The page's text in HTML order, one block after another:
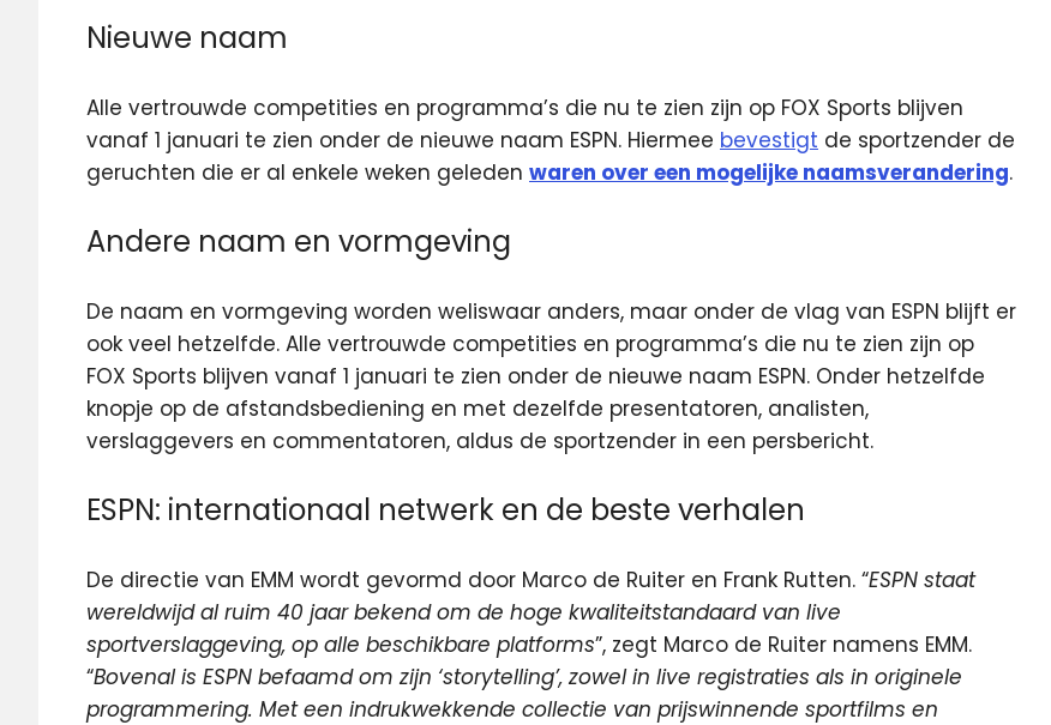
Nieuwe naam
Alle vertrouwde competities en programma’s die nu te zien zijn op FOX Sports blijven
vanaf 1 januari te zien onder de nieuwe naam ESPN. Hiermee bevestigt de sportzender de
geruchten die er al enkele weken geleden waren over een mogelijke naamsverandering.
Andere naam en vormgeving
De naam en vormgeving worden weliswaar anders, maar onder de vlag van ESPN blijft er
ook veel hetzelfde. Alle vertrouwde competities en programma’s die nu te zien zijn op
FOX Sports blijven vanaf 1 januari te zien onder de nieuwe naam ESPN. Onder hetzelfde
knopje op de afstandsbediening en met dezelfde presentatoren, analisten,
verslaggevers en commentatoren, aldus de sportzender in een persbericht.
ESPN: internationaal netwerk en de beste verhalen
De directie van EMM wordt gevormd door Marco de Ruiter en Frank Rutten. “ESPN staat
wereldwijd al ruim 40 jaar bekend om de hoge kwaliteitstandaard van live
sportverslaggeving, op alle beschikbare platforms”, zegt Marco de Ruiter namens EMM.
“Bovenal is ESPN befaamd om zijn ‘storytelling’, zowel in live registraties als in originele
programmering. Met een indrukwekkende collectie van prijswinnende sportfilms en